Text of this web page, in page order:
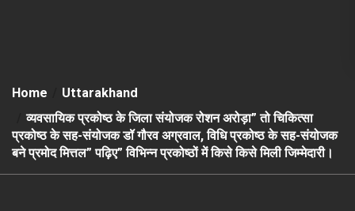
Home
Uttarakhand
व्यवसायिक प्रकोष्ठ के जिला संयोजक रोशन अरोड़ा” तो चिकित्सा
प्रकोष्ठ के सह-संयोजक डॉ गौरव अग्रवाल, विधि प्रकोष्ठ के सह-संयोजक
बने प्रमोद मित्तल” पढ़िए” विभिन्न प्रकोष्ठों में किसे किसे मिली जिम्मेदारी।